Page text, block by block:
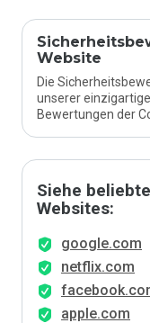
Website
Die
unserer
Bewertungen der
Siehe
Websites:
google.com
netflix.com
apple.com